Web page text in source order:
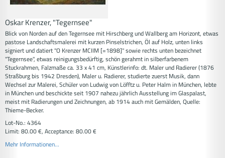
Oskar Krenzer, "Tegernsee"
Blick von Norden auf den Tegernsee mit Hirschberg und Wallberg am Horizont, etwas
pastose Landschaftsmalerei mit kurzen Pinselstrichen, Öl auf Holz, unten links
signiert und datiert "O Krenzer MCIIM [=1898]" sowie rechts unten bezeichnet
"Tegernsee", etwas reinigungsbedürftig, schön gerahmt in silberfarbenem
Stuckrahmen, Falzmaße ca. 33 x 41 cm, Künstlerinfo: dt. Maler und Radierer (1876
Straßburg bis 1942 Dresden), Maler u. Radierer, studierte zuerst Musik, dann
Wechsel zur Malerei, Schüler von Ludwig von Löfftz u. Peter Halm in München, lebte
in München und beschickte seit 1907 nahezu jährlich Ausstellung im Glaspalast,
meist mit Radierungen und Zeichnungen, ab 1914 auch mit Gemälden, Quelle:
Thieme-Becker.
Lot-No.: 4364
Limit: 80.00 €, Acceptance: 80.00 €
Mehr Informationen...